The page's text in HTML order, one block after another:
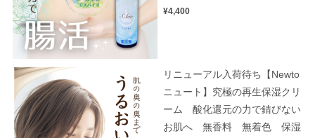
¥4,400
リニューアル入荷待ち【Newto
ニュート】究極の再生保湿クリ
ーム 酸化還元の力で錆びない
お肌へ 無香料 無着色 保湿